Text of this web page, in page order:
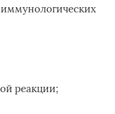
реакции;